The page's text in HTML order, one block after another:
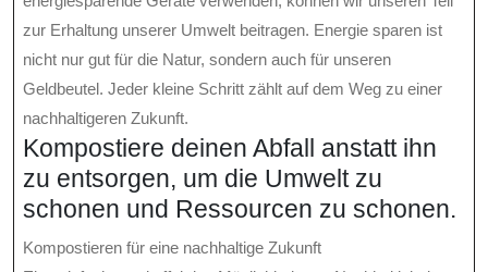
zur Erhaltung unserer Umwelt beitragen. Energie sparen ist
nicht nur gut für die Natur, sondern auch für unseren
Geldbeutel. Jeder kleine Schritt zählt auf dem Weg zu einer
nachhaltigeren Zukunft.
Kompostiere deinen Abfall anstatt ihn
zu entsorgen, um die Umwelt zu
schonen und Ressourcen zu schonen.
Kompostieren für eine nachhaltige Zukunft